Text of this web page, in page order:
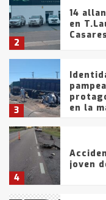
2
14
en
Casares
3
en la
4
joven